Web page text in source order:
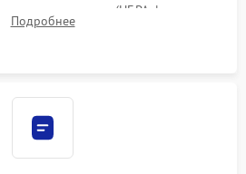
материалов (HEPA-фильтров,
Надежная фиксация разъемов и
Подробнее